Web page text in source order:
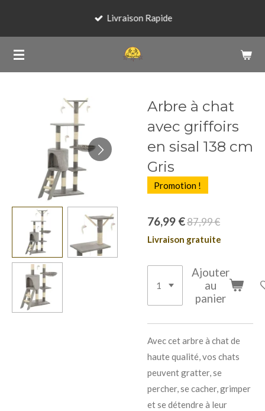
principal
Livraison Rapide
Arbre à chat
avec griffoirs
en sisal 138 cm
Gris
Promotion !
76,99 €87,99 €
Livraison gratuite
Ajouter
au
panier
Avec cet arbre à chat de
haute qualité, vos chats
peuvent gratter, se
percher, se cacher, grimper
et se détendre à leur